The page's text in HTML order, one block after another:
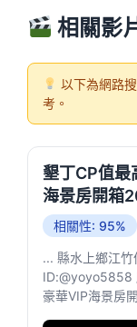
相關影
以下為網路
考。
墾丁CP值最
海景房開箱
相關性: 95%
... 縣水上鄉江
ID:@yoyo5858
豪華VIP海景房